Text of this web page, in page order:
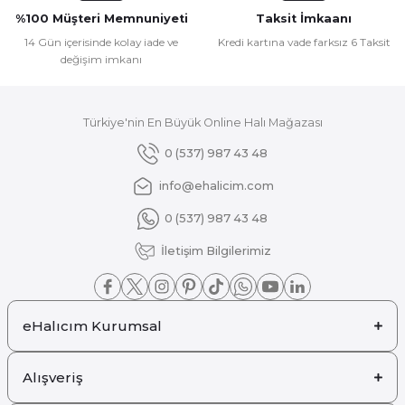
Ürün fiyatı diğer sitelerden daha pahalı.
Gönder
%100 Müşteri Memnuniyeti
14 Gün içerisinde kolay iade ve
değişim imkanı
Taksit İmkaanı
Kredi kartına vade farksız 6 Taksit
Türkiye'nin En Büyük Online Halı Mağazası
0 (537) 987 43 48
info@ehalicim.com
0 (537) 987 43 48
İletişim Bilgilerimiz
eHalıcım Kurumsal
Alışveriş